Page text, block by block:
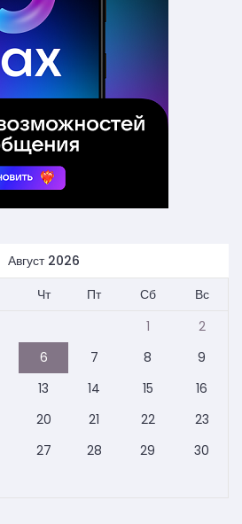
Август 2026
Чт Пт Сб
Вс
1
2
6 7 8
9
13 14 15
16
20 21 22
23
27 28 29
30